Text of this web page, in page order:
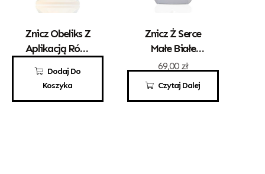
Dodaj Do
Koszyka
Znicz Obeliks Z
Aplikacją Róży
110,00zł
Czytaj Dalej
Znicz Ż Serce
Małe Białe
Złota Róża
69,00 zł